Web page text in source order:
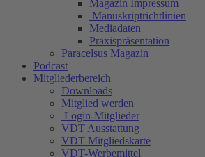
Magazin Impressum
Manuskriptrichtlinien
Mediadaten
Praxispräsentation
Paracelsus Magazin
Podcast
Mitgliederbereich
Downloads
Mitglied werden
Login-Mitglieder
VDT Ausstattung
VDT Mitgliedskarte
VDT-Werbemittel